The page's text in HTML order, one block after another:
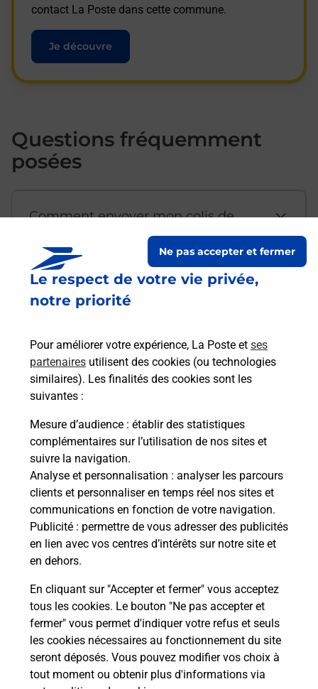
Le respect de votre vie privée,
notre priorité
Pour améliorer votre expérience, La Poste et ses
partenaires utilisent des cookies (ou technologies
similaires). Les finalités des cookies sont les
suivantes :
Mesure d’audience : établir des statistiques
complémentaires sur l’utilisation de nos sites et
suivre la navigation.
Analyse et personnalisation : analyser les parcours
clients et personnaliser en temps réel nos sites et
communications en fonction de votre navigation.
Publicité : permettre de vous adresser des publicités
en lien avec vos centres d’intérêts sur notre site et
en dehors.
En cliquant sur "Accepter et fermer" vous acceptez
tous les cookies. Le bouton "Ne pas accepter et
fermer" vous permet d'indiquer votre refus et seuls
les cookies nécessaires au fonctionnement du site
seront déposés. Vous pouvez modifier vos choix à
tout moment ou obtenir plus d'informations via
Ne pas accepter et fermer
contact La Poste dans cette commune.
Je découvre
Questions fréquemment
posées
Comment envoyer mon colis de
Est-il possible d’acheter un
emballage directement depuis un
Comment demander une
modification de livraison ?
Comment La Poste participe-t-elle
à votre sécurité au quotidien ?
Puis-je passer mon code de la route
avec La Poste et sous quelles
conditions ?
Localiser Liste Hautes-Pyrénées LUC